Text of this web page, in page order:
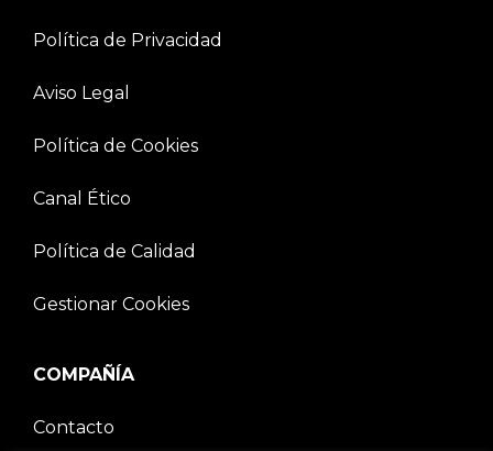
Política de Privacidad
Aviso Legal
Política de Cookies
Canal Ético
Política de Calidad
Gestionar Cookies
COMPAÑÍA
Contacto